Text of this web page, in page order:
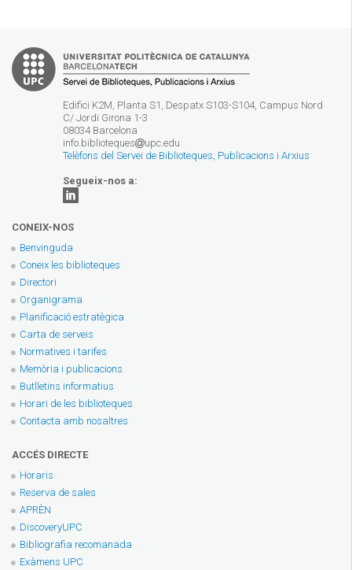
Edifici K2M, Planta S1, Despatx S103-S104, Campus Nord
C/ Jordi Girona 1-3
08034 Barcelona
info.biblioteques
upc.edu
Telèfons del Servei de Biblioteques, Publicacions i Arxius
Segueix-nos a:
CONEIX-NOS
Benvinguda
Coneix les biblioteques
Directori
Organigrama
Planificació estratègica
Carta de serveis
Normatives i tarifes
Memòria i publicacions
Butlletins informatius
Horari de les biblioteques
Contacta amb nosaltres
ACCÉS DIRECTE
Horaris
Reserva de sales
APRÈN
DiscoveryUPC
Bibliografia recomanada
Exàmens UPC